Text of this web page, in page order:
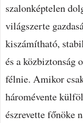
szalonképtelen
világszerte
kiszámítható,
és a közbiztonság
félnie. Amikor
háromévente
észrevette főnöke